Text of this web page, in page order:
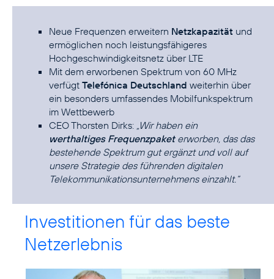
Neue Frequenzen erweitern Netzkapazität und
ermöglichen noch leistungsfähigeres
Hochgeschwindigkeitsnetz über LTE
Mit dem erworbenen Spektrum von 60 MHz
verfügt Telefónica Deutschland weiterhin über
ein besonders umfassendes Mobilfunkspektrum
im Wettbewerb
CEO Thorsten Dirks: „Wir haben ein
werthaltiges Frequenzpaketerworben, das das
bestehende Spektrum gut ergänzt und voll auf
unsere Strategie des führenden digitalen
Telekommunikationsunternehmens einzahlt.“
Investitionen für das beste
Netzerlebnis